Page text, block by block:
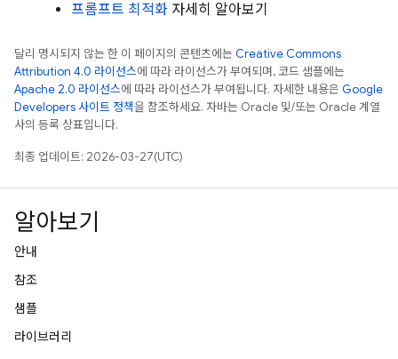
프롬프트 최적화 자세히 알아보기
달리 명시되지 않는 한 이 페이지의 콘텐츠에는 Creative Commons
Attribution 4.0 라이선스에 따라 라이선스가 부여되며, 코드 샘플에는
Apache 2.0 라이선스에 따라 라이선스가 부여됩니다. 자세한 내용은 Google
Developers 사이트 정책을 참조하세요. 자바는 Oracle 및/또는 Oracle 계열
사의 등록 상표입니다.
최종 업데이트: 2026-03-27(UTC)
알아보기
안내
참조
샘플
라이브러리